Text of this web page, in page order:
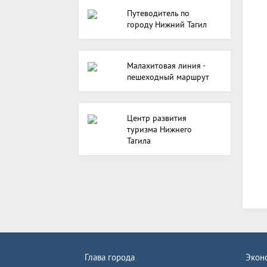
Путеводитель по
городу Нижний Тагил
Малахитовая линия -
пешеходный маршрут
Центр развития
туризма Нижнего
Тагила
Глава города